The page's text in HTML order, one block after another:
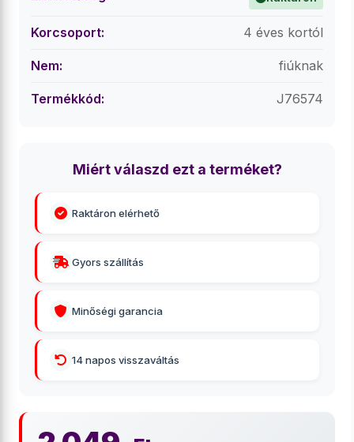
Korcsoport: 4 éves kortól
Nem: fiúknak
Termékkód: J76574
Miért válaszd ezt a terméket?
Raktáron elérhető
Gyors szállítás
Minőségi garancia
14 napos visszaváltás